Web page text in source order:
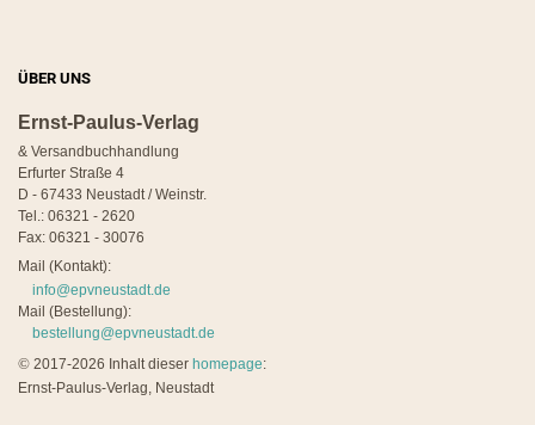
ÜBER UNS
Ernst-Paulus-Verlag
& Versandbuchhandlung
Erfurter Straße 4
D - 67433 Neustadt / Weinstr.
Tel.: 06321 - 2620
Fax: 06321 - 30076
Mail (Kontakt):
info@epvneustadt.de
Mail (Bestellung):
bestellung@epvneustadt.de
© 2017-2026 Inhalt dieser homepage:
Ernst-Paulus-Verlag, Neustadt